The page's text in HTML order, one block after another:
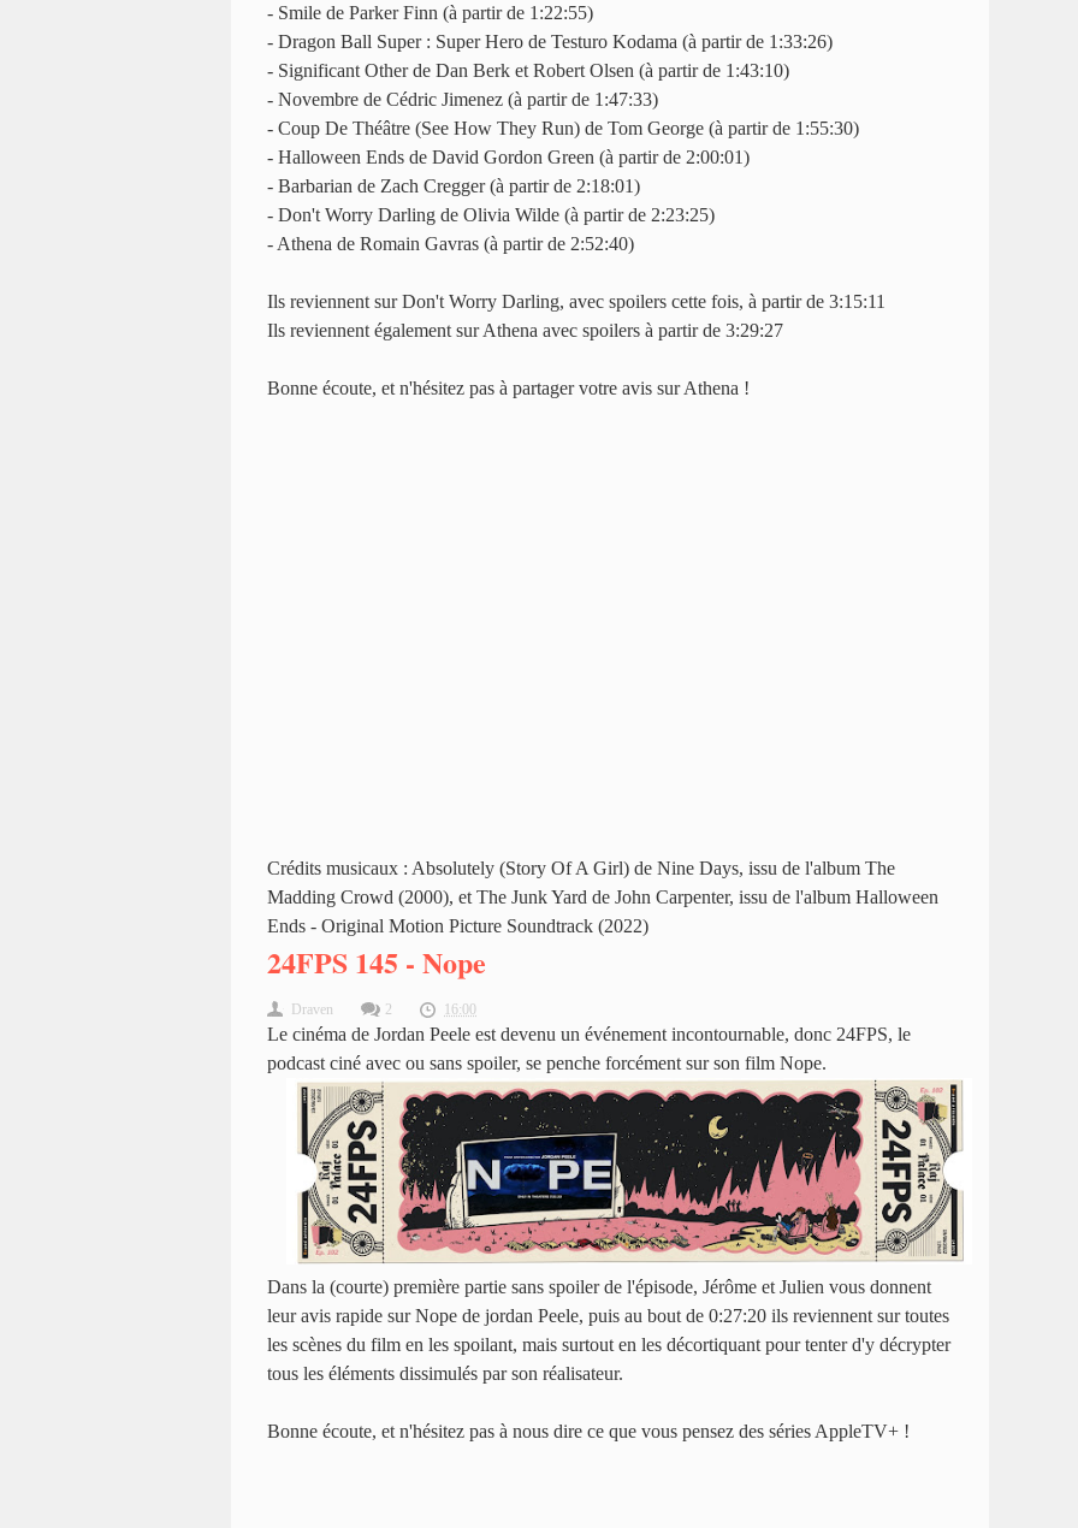
- Smile de Parker Finn (à partir de 1:22:55)
- Dragon Ball Super : Super Hero de Testuro Kodama (à partir de 1:33:26)
- Significant Other de Dan Berk et Robert Olsen (à partir de 1:43:10)
- Novembre de Cédric Jimenez (à partir de 1:47:33)
- Coup De Théâtre (See How They Run) de Tom George (à partir de 1:55:30)
- Halloween Ends de David Gordon Green (à partir de 2:00:01)
- Barbarian de Zach Cregger (à partir de 2:18:01)
- Don't Worry Darling de Olivia Wilde (à partir de 2:23:25)
- Athena de Romain Gavras (à partir de 2:52:40)
Ils reviennent sur Don't Worry Darling, avec spoilers cette fois, à partir de 3:15:11
Ils reviennent également sur Athena avec spoilers à partir de 3:29:27
Bonne écoute, et n'hésitez pas à partager votre avis sur Athena !
Crédits musicaux : Absolutely (Story Of A Girl) de Nine Days, issu de l'album The
Madding Crowd (2000), et The Junk Yard de John Carpenter, issu de l'album Halloween
Ends - Original Motion Picture Soundtrack (2022)
24FPS 145 - Nope
Draven 2 16:00
Le cinéma de Jordan Peele est devenu un événement incontournable, donc 24FPS, le
podcast ciné avec ou sans spoiler, se penche forcément sur son film Nope.
Dans la (courte) première partie sans spoiler de l'épisode, Jérôme et Julien vous donnent
leur avis rapide sur Nope de jordan Peele, puis au bout de 0:27:20 ils reviennent sur toutes
les scènes du film en les spoilant, mais surtout en les décortiquant pour tenter d'y décrypter
tous les éléments dissimulés par son réalisateur.
Bonne écoute, et n'hésitez pas à nous dire ce que vous pensez des séries AppleTV+ !